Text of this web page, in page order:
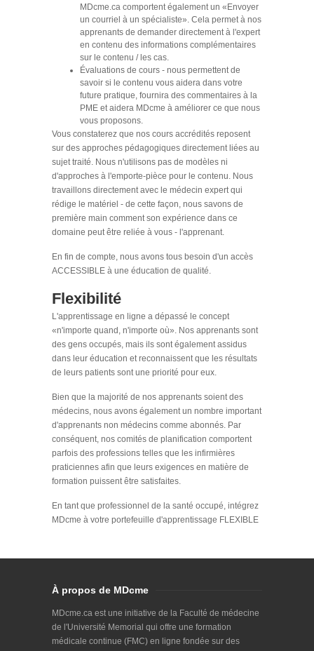
MDcme.ca comportent également un «Envoyer
un courriel à un spécialiste». Cela permet à nos
apprenants de demander directement à l'expert
en contenu des informations complémentaires
sur le contenu / les cas.
Évaluations de cours - nous permettent de
savoir si le contenu vous aidera dans votre
future pratique, fournira des commentaires à la
PME et aidera MDcme à améliorer ce que nous
vous proposons.
Vous constaterez que nos cours accrédités reposent
sur des approches pédagogiques directement liées au
sujet traité. Nous n'utilisons pas de modèles ni
d'approches à l'emporte-pièce pour le contenu. Nous
travaillons directement avec le médecin expert qui
rédige le matériel - de cette façon, nous savons de
première main comment son expérience dans ce
domaine peut être reliée à vous - l'apprenant.
En fin de compte, nous avons tous besoin d'un accès
ACCESSIBLE à une éducation de qualité.
Flexibilité
L'apprentissage en ligne a dépassé le concept
«n'importe quand, n'importe où». Nos apprenants sont
des gens occupés, mais ils sont également assidus
dans leur éducation et reconnaissent que les résultats
de leurs patients sont une priorité pour eux.
Bien que la majorité de nos apprenants soient des
médecins, nous avons également un nombre important
d'apprenants non médecins comme abonnés. Par
conséquent, nos comités de planification comportent
parfois des professions telles que les infirmières
praticiennes afin que leurs exigences en matière de
formation puissent être satisfaites.
En tant que professionnel de la santé occupé, intégrez
MDcme à votre portefeuille d'apprentissage FLEXIBLE
À propos de MDcme
MDcme.ca est une initiative de la Faculté de médecine
de l'Université Memorial qui offre une formation
médicale continue (FMC) en ligne fondée sur des